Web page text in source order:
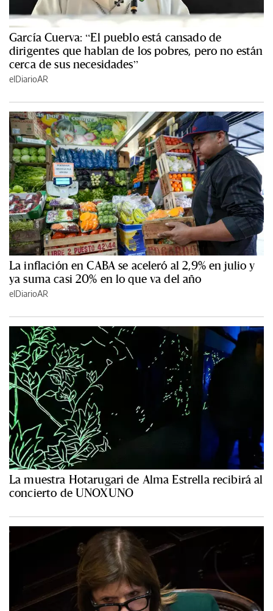
García Cuerva: “El pueblo está cansado de
dirigentes que hablan de los pobres, pero no están
cerca de sus necesidades”
elDiarioAR
La inflación en CABA se aceleró al 2,9% en julio y
ya suma casi 20% en lo que va del año
elDiarioAR
La muestra Hotarugari de Alma Estrella recibirá al
concierto de UNOXUNO